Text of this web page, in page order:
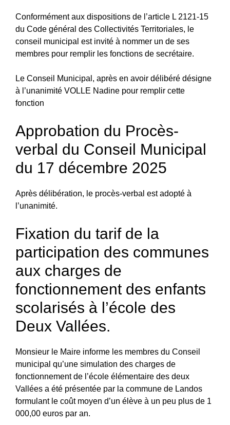
Conformément aux dispositions de l’article L 2121-15
du Code général des Collectivités Territoriales, le
conseil municipal est invité à nommer un de ses
membres pour remplir les fonctions de secrétaire.
Le Conseil Municipal, après en avoir délibéré désigne
à l’unanimité VOLLE Nadine pour remplir cette
fonction
Approbation du Procès-
verbal du Conseil Municipal
du 17 décembre 2025
Après délibération, le procès-verbal est adopté à
l’unanimité.
Fixation du tarif de la
participation des communes
aux charges de
fonctionnement des enfants
scolarisés à l’école des
Deux Vallées.
Monsieur le Maire informe les membres du Conseil
municipal qu’une simulation des charges de
fonctionnement de l’école élémentaire des deux
Vallées a été présentée par la commune de Landos
formulant le coût moyen d’un élève à un peu plus de 1
000,00 euros par an.